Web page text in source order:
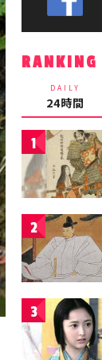
RANKING
DAILY
24時間
1
2
3